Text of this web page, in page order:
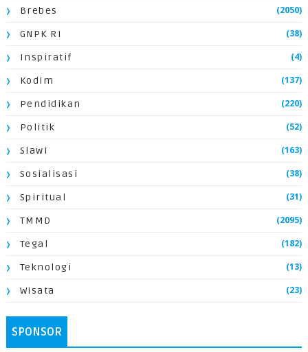
Brebes (2050)
GNPK RI (38)
Inspiratif (4)
Kodim (137)
Pendidikan (220)
Politik (52)
Slawi (163)
Sosialisasi (38)
Spiritual (31)
TMMD (2095)
Tegal (182)
Teknologi (13)
Wisata (23)
SPONSOR